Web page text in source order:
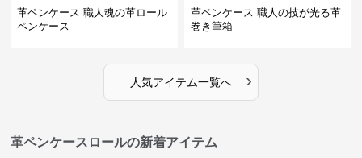
革ペンケース 職人魂の革ロール
ペンケース
革ペンケース 職人の技が光る革
巻き筆箱
人気アイテム一覧へ ›
革ペンケースロールの新着アイテム